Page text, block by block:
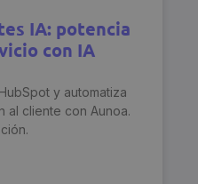
IA: potencia
con IA
y automatiza
al cliente con Aunoa.